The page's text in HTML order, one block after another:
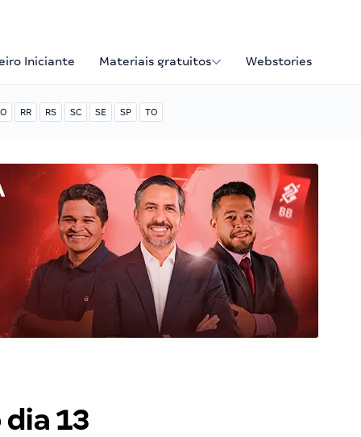
Iniciante Materiais gratuitos Webstories
RR RS SC SE SP TO
13